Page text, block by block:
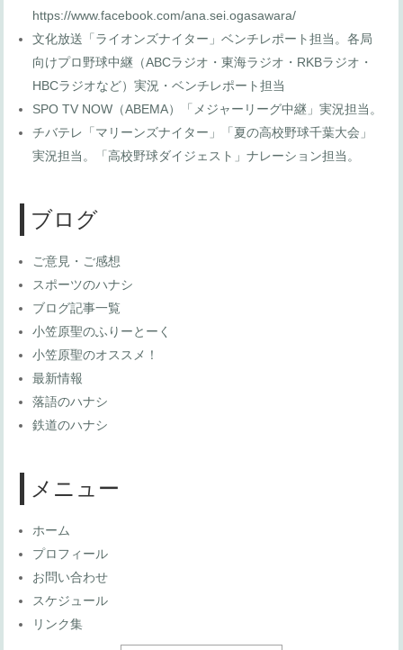
https://www.facebook.com/ana.sei.ogasawara/
文化放送「ライオンズナイター」ベンチレポート担当。各局
向けプロ野球中継（ABCラジオ・東海ラジオ・RKBラジオ・
HBCラジオなど）実況・ベンチレポート担当
SPO TV NOW（ABEMA）「メジャーリーグ中継」実況担当。
チバテレ「マリーンズナイター」「夏の高校野球千葉大会」
実況担当。「高校野球ダイジェスト」ナレーション担当。
ブログ
ご意見・ご感想
スポーツのハナシ
ブログ記事一覧
小笠原聖のふりーとーく
小笠原聖のオススメ！
最新情報
落語のハナシ
鉄道のハナシ
メニュー
ホーム
プロフィール
お問い合わせ
スケジュール
リンク集